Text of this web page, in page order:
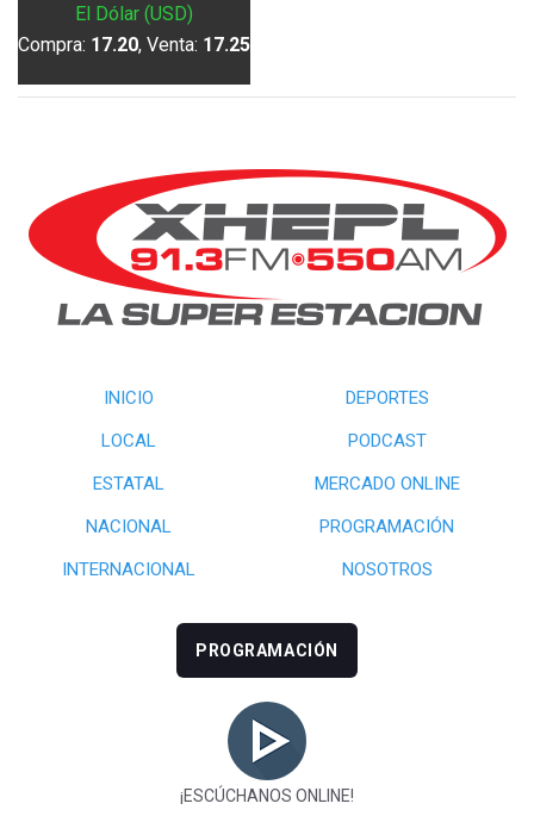
El Dólar (USD)
Compra: 17.20, Venta: 17.25
INICIO
DEPORTES
LOCAL
PODCAST
ESTATAL
MERCADO ONLINE
NACIONAL
PROGRAMACIÓN
INTERNACIONAL
NOSOTROS
PROGRAMACIÓN
¡ESCÚCHANOS ONLINE!